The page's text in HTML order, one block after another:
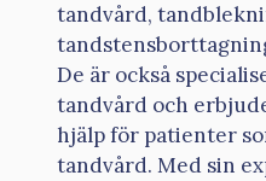
tandvård,
De är också
tandvård och
hjälp för patienter
tandvård. Med sin